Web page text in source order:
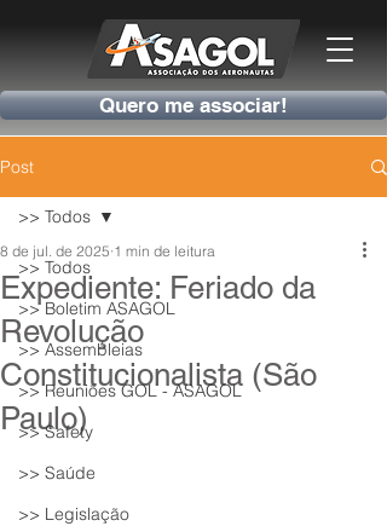
Quero me associar!
Post
>> Todos
>> Boletim ASAGOL
>> Assembleias
>> Reuniões GOL - ASAGOL
>> Safety
>> Saúde
>> Legislação
>> Todos
Expediente: Feriado da
Revolução
Constitucionalista (São
Paulo)
8 de jul. de 2025 1 min de leitura